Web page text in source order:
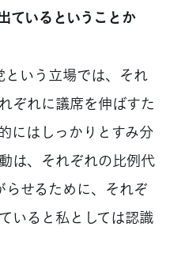
ているということか
いう立場では、それ
ぞれに議席を伸ばすた
にはしっかりとすみ分
は、それぞれの比例代
せるために、それぞ
いると私としては認識